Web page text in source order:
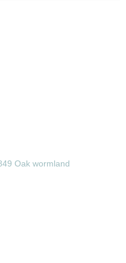
Oak wormland